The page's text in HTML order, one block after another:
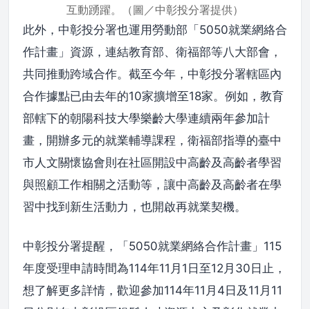
互動踴躍。（圖／中彰投分署提供）
此外，中彰投分署也運用勞動部「5050就業網絡合
作計畫」資源，連結教育部、衛福部等八大部會，
共同推動跨域合作。截至今年，中彰投分署轄區內
合作據點已由去年的10家擴增至18家。例如，教育
部轄下的朝陽科技大學樂齡大學連續兩年參加計
畫，開辦多元的就業輔導課程，衛福部指導的臺中
市人文關懷協會則在社區開設中高齡及高齡者學習
與照顧工作相關之活動等，讓中高齡及高齡者在學
習中找到新生活動力，也開啟再就業契機。
中彰投分署提醒，「5050就業網絡合作計畫」115
年度受理申請時間為114年11月1日至12月30日止，
想了解更多詳情，歡迎參加114年11月4日及11月11